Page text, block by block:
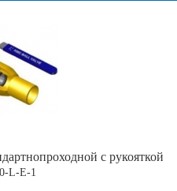
с рукояткой
L-E-1